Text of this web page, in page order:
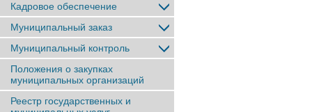
Кадровое обеспечение
Муниципальный заказ
Муниципальный контроль
Положения о закупках
муниципальных организаций
Реестр государственных и